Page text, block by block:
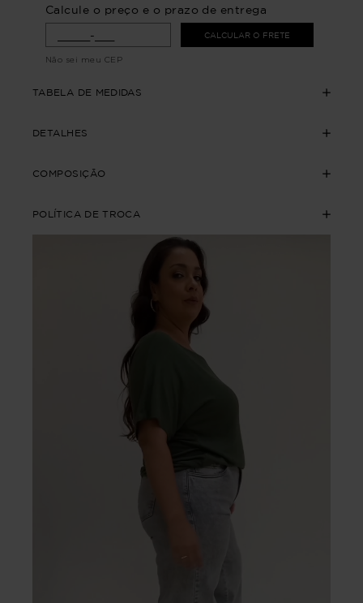
Calcule o preço e o prazo de entrega
CALCULAR O FRETE
Não sei meu CEP
TABELA DE MEDIDAS
DETALHES
COMPOSIÇÃO
POLÍTICA DE TROCA